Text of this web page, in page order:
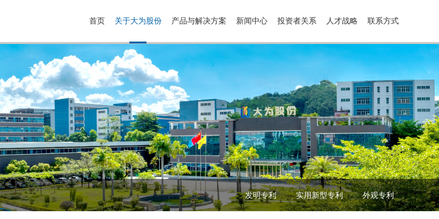
首页 关于大为股份 产品与解决方案 新闻中心 投资者关系 人才战略 联系方式
发明专利 实用新型专利 外观专利